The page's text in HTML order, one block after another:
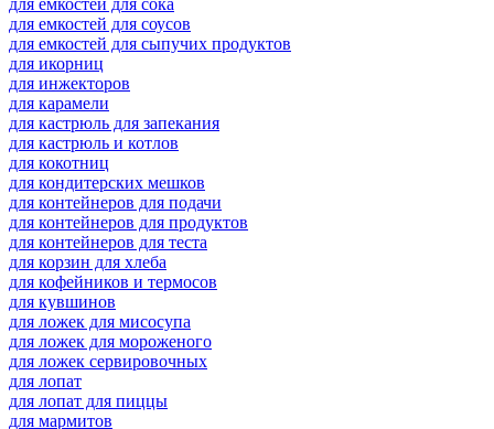
для емкостей для сока
для емкостей для соусов
для емкостей для сыпучих продуктов
для икорниц
для инжекторов
для карамели
для кастрюль для запекания
для кастрюль и котлов
для кокотниц
для кондитерских мешков
для контейнеров для подачи
для контейнеров для продуктов
для контейнеров для теста
для корзин для хлеба
для кофейников и термосов
для кувшинов
для ложек для мисосупа
для ложек для мороженого
для ложек сервировочных
для лопат
для лопат для пиццы
для мармитов